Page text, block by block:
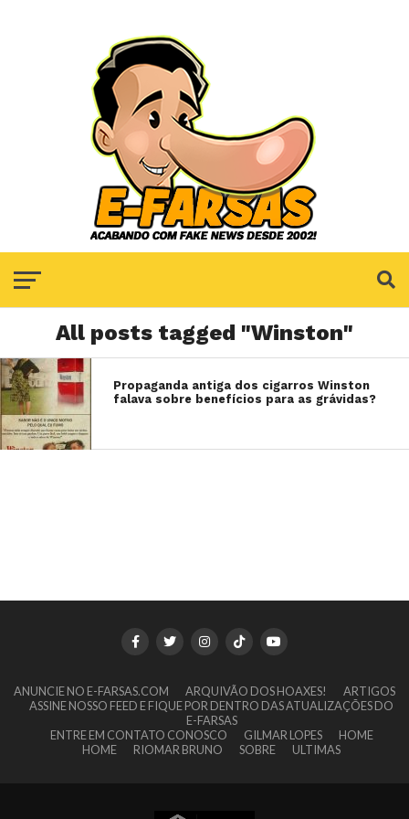
All posts tagged "Winston"
Propaganda antiga dos cigarros Winston
falava sobre benefícios para as grávidas?
ANUNCIE NO E-FARSAS.COM ARQUIVÃO DOS HOAXES!
ARTIGOS
ASSINE NOSSO FEED E FIQUE POR DENTRO DAS ATUALIZAÇÕES DO
E-FARSAS
ENTRE EM CONTATO CONOSCO
GILMAR LOPES
HOME
HOME
RIOMAR BRUNO SOBRE ULTIMAS